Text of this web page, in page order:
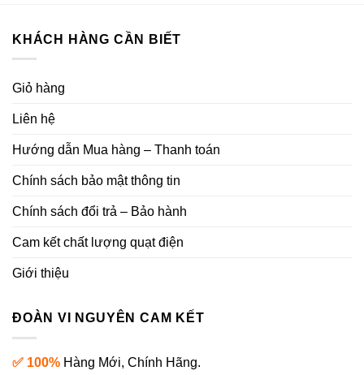
KHÁCH HÀNG CẦN BIẾT
Giỏ hàng
Liên hệ
Hướng dẫn Mua hàng – Thanh toán
Chính sách bảo mật thông tin
Chính sách đổi trả – Bảo hành
Cam kết chất lượng quạt điện
Giới thiệu
ĐOÀN VI NGUYÊN CAM KẾT
✅ 100% Hàng Mới, Chính Hãng.